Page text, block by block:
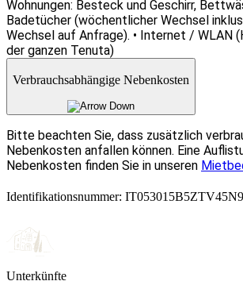
Wohnungen: Besteck und Geschirr,
Badetücher (wöchentlicher Wechsel
Wechsel auf Anfrage). • Internet / WLAN
der ganzen Tenuta)
Verbrauchsabhängige Nebenkosten
Bitte beachten Sie, dass zusätzlich
Nebenkosten anfallen können. Eine
Nebenkosten finden Sie in unseren
Identifikationsnummer:
Unterkünfte